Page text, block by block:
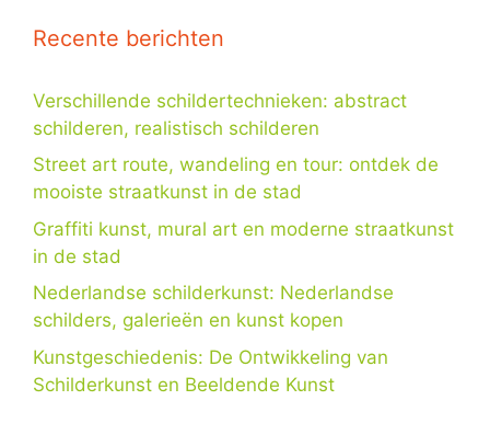
Recente berichten
Verschillende schildertechnieken: abstract
schilderen, realistisch schilderen
Street art route, wandeling en tour: ontdek de
mooiste straatkunst in de stad
Graffiti kunst, mural art en moderne straatkunst
in de stad
Nederlandse schilderkunst: Nederlandse
schilders, galerieën en kunst kopen
Kunstgeschiedenis: De Ontwikkeling van
Schilderkunst en Beeldende Kunst